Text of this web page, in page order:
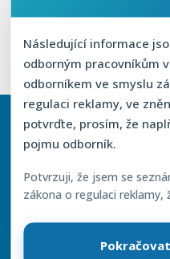
Plná krev obsahuje
centrifugací
„buffy coat“ vrstva,
(L-PRP). Použitím
Concentration
Následující informace
odborným pracovníkům
odborníkem ve smyslu
regulaci reklamy, ve
potvrďte, prosím, že
pojmu odborník.
Potvrzuji, že jsem se
zákona o regulaci